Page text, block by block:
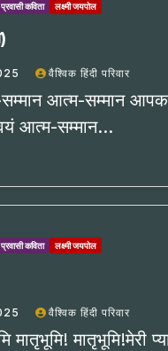
प्रवासी कविता लक्ष्मी जयपोल
वैश्विक हिंदी परिवार
आत्म-सम्मान
आत्म-सम्मान…
प्रवासी कविता लक्ष्मी जयपोल
वैश्विक हिंदी परिवार
मातृभूमि! मातृभूमि!मेरी